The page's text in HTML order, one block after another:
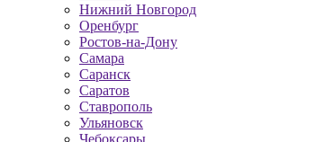
Нижний Новгород
Оренбург
Ростов-на-Дону
Самара
Саранск
Саратов
Ставрополь
Ульяновск
Чебоксары